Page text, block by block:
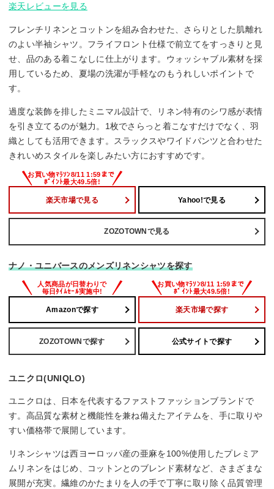
楽天レビューを見る
フレンチリネンとコットンを組み合わせた、さらりとした肌離れ
のよい半袖シャツ。フライフロント仕様で前立てをすっきりと見
せ、品のある着こなしに仕上がります。ウォッシャブル素材を採
用しているため、夏場の洗濯が手軽なのもうれしいポイントで
す。
過度な装飾を排したミニマル設計で、リネン特有のシワ感が表情
を引き立てるのが魅力。1枚でさらっと着こなすだけでなく、羽
織としても活用できます。スラックスやワイドパンツと合わせた
きれいめスタイルを楽しみたい方におすすめです。
楽天市場で見る Yahoo!で見る
ZOZOTOWNで見る
ナノ・ユニバースのメンズリネンシャツを探す
Amazonで探す 楽天市場で探す
ZOZOTOWNで探す 公式サイトで探す
ユニクロ(UNIQLO)
ユニクロは、日本を代表するファストファッションブランドで
す。高品質な素材と機能性を兼ね備えたアイテムを、手に取りや
すい価格帯で展開しています。
リネンシャツは西ヨーロッパ産の亜麻を100%使用したプレミア
ムリネンをはじめ、コットンとのブレンド素材など、さまざまな
展開が充実。繊維のかたまりを人の手で丁寧に取り除く品質管理